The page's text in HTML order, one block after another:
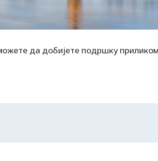
да добијете подршку